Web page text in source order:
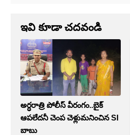
ఇవి కూడా చదవండి
అర్ధరాత్రి పోలీస్ వీరంగం..బైక్
ఆపలేదనీ చెంప చెళ్లుమనించిన SI
బాబు